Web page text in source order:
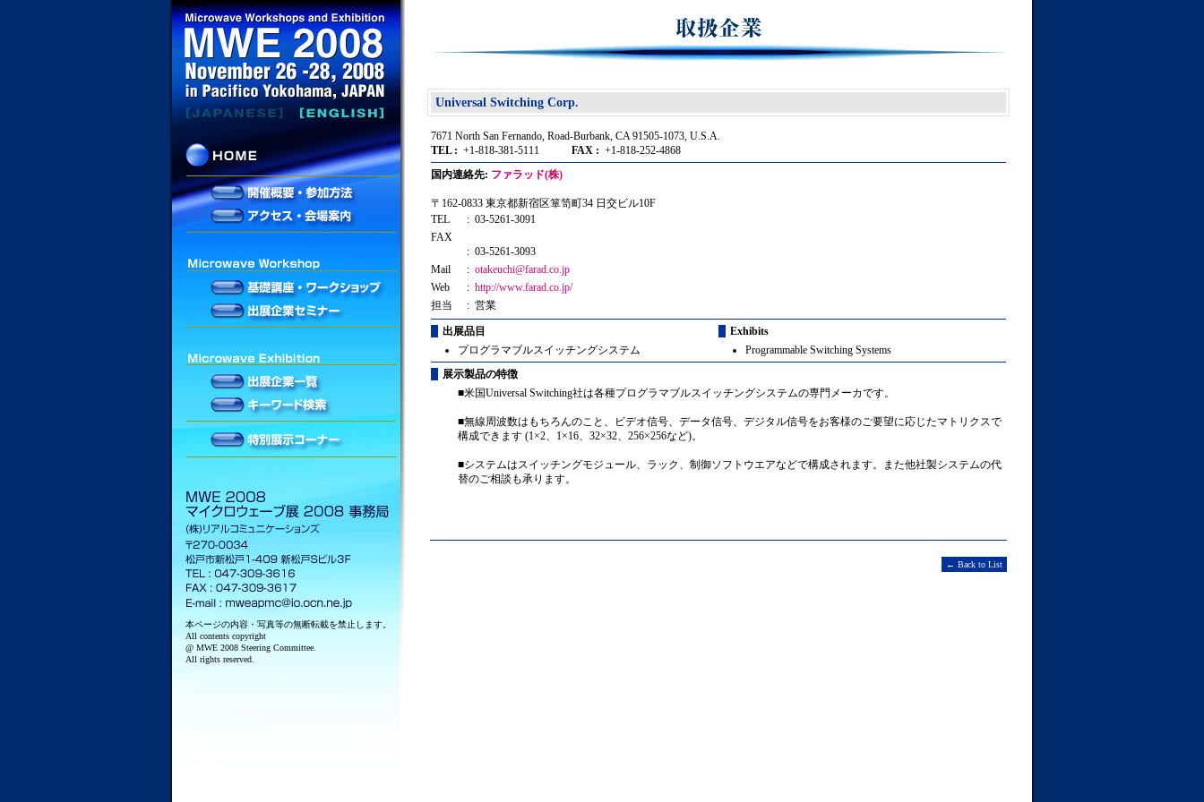
本ページの内容・写真等の無断転載を禁止します。
All contents copyright
@ MWE 2008 Steering Committee.
All rights reserved.
Universal Switching Corp.
7671 North San Fernando, Road-Burbank, CA 91505-1073, U.S.A.
TEL : +1-818-381-5111 FAX : +1-818-252-4868
国内連絡先: ファラッド(株)
〒162-0833 東京都新宿区箪笥町34 日交ビル10F
TEL
: 03-5261-3091
FAX
: 03-5261-3093
Mail
: otakeuchi@farad.co.jp
Web
: http://www.farad.co.jp/
担当
: 営業
出展品目
プログラマブルスイッチングシステム
Exhibits
Programmable Switching Systems
展示製品の特徴
■米国Universal Switching社は各種プログラマブルスイッチングシステムの専門メーカです。
■無線周波数はもちろんのこと、ビデオ信号、データ信号、デジタル信号をお客様のご要望に応じたマトリクスで
構成できます (1×2、1×16、32×32、256×256など)。
■システムはスイッチングモジュール、ラック、制御ソフトウエアなどで構成されます。また他社製システムの代
替のご相談も承ります。
← Back to List